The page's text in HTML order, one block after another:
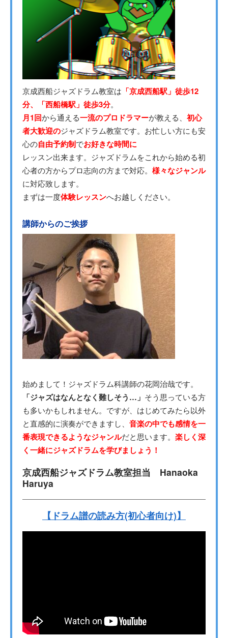
京成西船ジャズドラム教室は 「京成西船駅」徒歩12
分、「西船橋駅」徒歩3分。
月1回から通える一流のプロドラマーが教える、 初心
者大歓迎のジャズドラム教室です。お忙しい方にも安
心の自由予約制でお好きな時間に
レッスン出来ます。ジャズドラムをこれから始める初
心者の方からプロ志向の方まで対応。 様々なジャンル
に対応致します。
まずは一度体験レッスンへお越しください。
講師からのご挨拶
始めまして！ジャズドラム科講師の花岡治哉です。
「ジャズはなんとなく難しそう…」 そう思っている方
も多いかもしれません。ですが、はじめてみたら以外
と直感的に演奏ができますし、 音楽の中でも感情を一
番表現できるようなジャンルだと思います。 楽しく深
く一緒にジャズドラムを学びましょう！
京成西船ジャズドラム教室担当 Hanaoka
Haruya
【ドラム譜の読み方(初心者向け)】